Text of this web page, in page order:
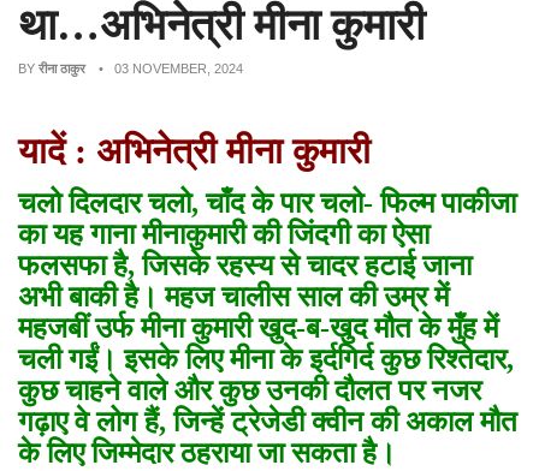
था…अभिनेत्री मीना कुमारी
BY रीना ठाकुर • 03 NOVEMBER, 2024
यादें : अभिनेत्री मीना कुमारी
चलो दिलदार चलो, चाँद के पार चलो- फिल्म पाकीजा
का यह गाना मीनाकुमारी की जिंदगी का ऐसा
फलसफा है, जिसके रहस्य से चादर हटाई जाना
अभी बाकी है। महज चालीस साल की उम्र में
महजबीं उर्फ मीना कुमारी खुद-ब-खुद मौत के मुँह में
चली गईं। इसके लिए मीना के इर्दगिर्द कुछ रिश्तेदार,
कुछ चाहने वाले और कुछ उनकी दौलत पर नजर
गढ़ाए वे लोग हैं, जिन्हें ट्रेजेडी क्वीन की अकाल मौत
के लिए जिम्मेदार ठहराया जा सकता है।